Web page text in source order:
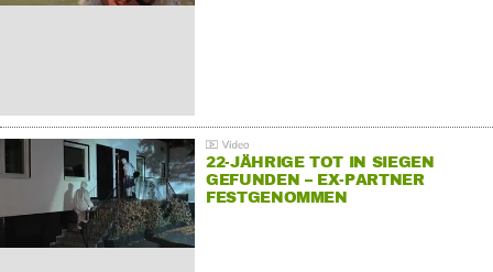
22-JÄHRIGE TOT IN SIEGEN
GEFUNDEN – EX-PARTNER
FESTGENOMMEN